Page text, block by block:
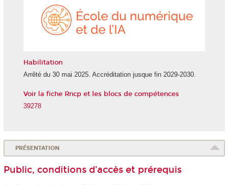
Habilitation
Arrêté du 30 mai 2025. Accréditation jusque fin 2029-2030.
Voir la fiche Rncp et les blocs de compétences
39278
PRÉSENTATION
Public, conditions d’accès et prérequis